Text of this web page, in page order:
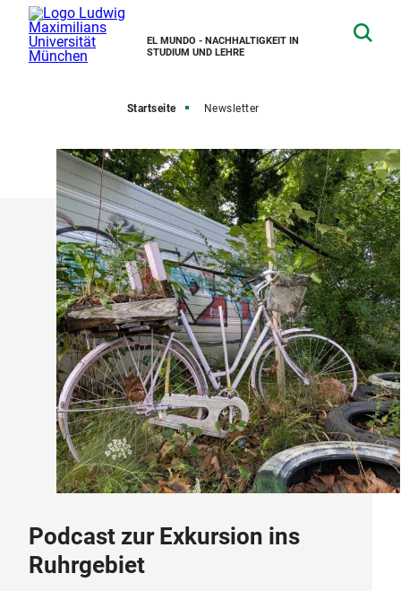
EL MUNDO - NACHHALTIGKEIT IN
STUDIUM UND LEHRE
Startseite Newsletter
Podcast zur Exkursion ins
Ruhrgebiet